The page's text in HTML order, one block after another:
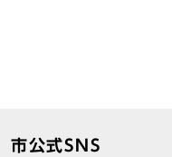
市公式SNS